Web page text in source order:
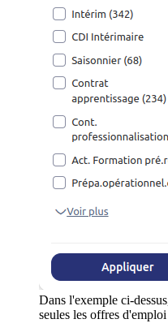
Dans l'exemple ci-
seules les offres